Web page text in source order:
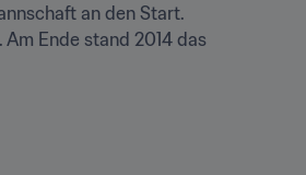
an den Start.
Ende stand 2014 das